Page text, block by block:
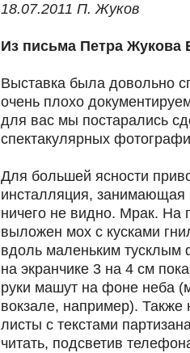
18.07.2011 П. Жуков
Из письма Петра Жукова
Выставка была довольно
очень плохо
для вас мы постарались
спектакулярных
Для большей ясности
инсталляция, занимающая
ничего не видно. Мрак. На
выложен мох с кусками
вдоль маленьким тусклым
на экранчике 3 на 4 см
руки машут на фоне неба
вокзале, например). Также
листы с текстами
читать, подсветив